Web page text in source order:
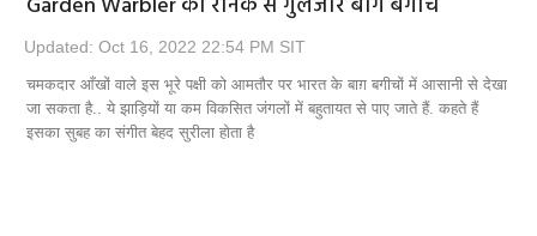
Updated: Oct 16, 2022 22:54 PM SIT
चमकदार आँखों वाले इस भूरे पक्षी को आमतौर पर भारत के बाग़ बगीचों में आसानी से देखा
जा सकता है.. ये झाड़ियों या कम विकसित जंगलों में बहुतायत से पाए जाते हैं. कहते हैं
इसका सुबह का संगीत बेहद सुरीला होता है